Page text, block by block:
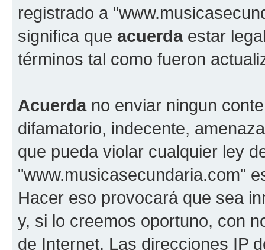
registrado a
significa que acuerdaestar
términos tal como fueron
Acuerdano enviar ningun
difamatorio, indecente,
que pueda violar cualquier ley
"www.musicasecundaria.com"
Hacer eso provocará que sea
y, si lo creemos oportuno, con
de Internet. Las direcciones IP